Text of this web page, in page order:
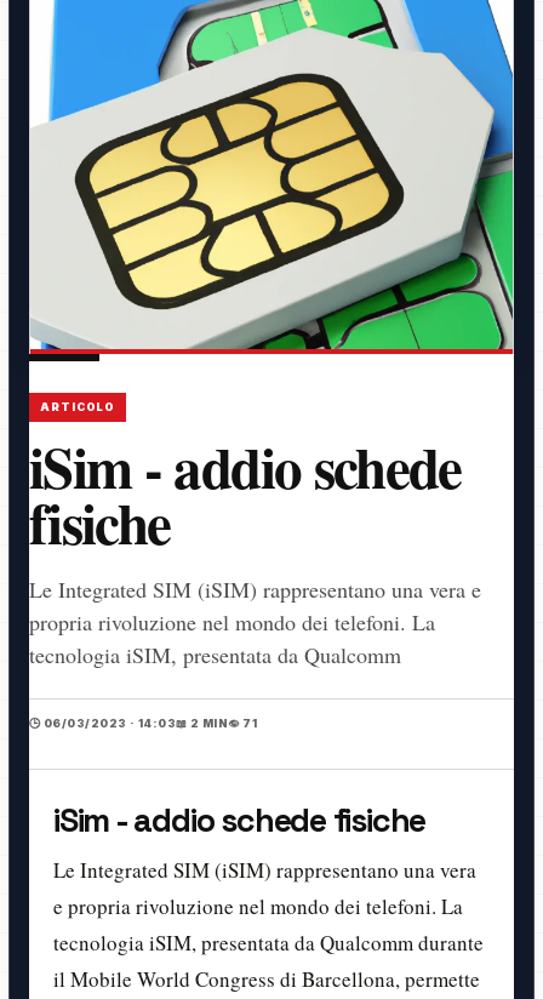
ARTICOLO
iSim - addio schede
fisiche
Le Integrated SIM (iSIM) rappresentano una vera e
propria rivoluzione nel mondo dei telefoni. La
tecnologia iSIM, presentata da Qualcomm
🕒 06/03/2023 · 14:03📖 2 MIN👁️ 71
iSim - addio schede fisiche
Le Integrated SIM (iSIM) rappresentano una vera
e propria rivoluzione nel mondo dei telefoni. La
tecnologia iSIM, presentata da Qualcomm durante
il Mobile World Congress di Barcellona, permette